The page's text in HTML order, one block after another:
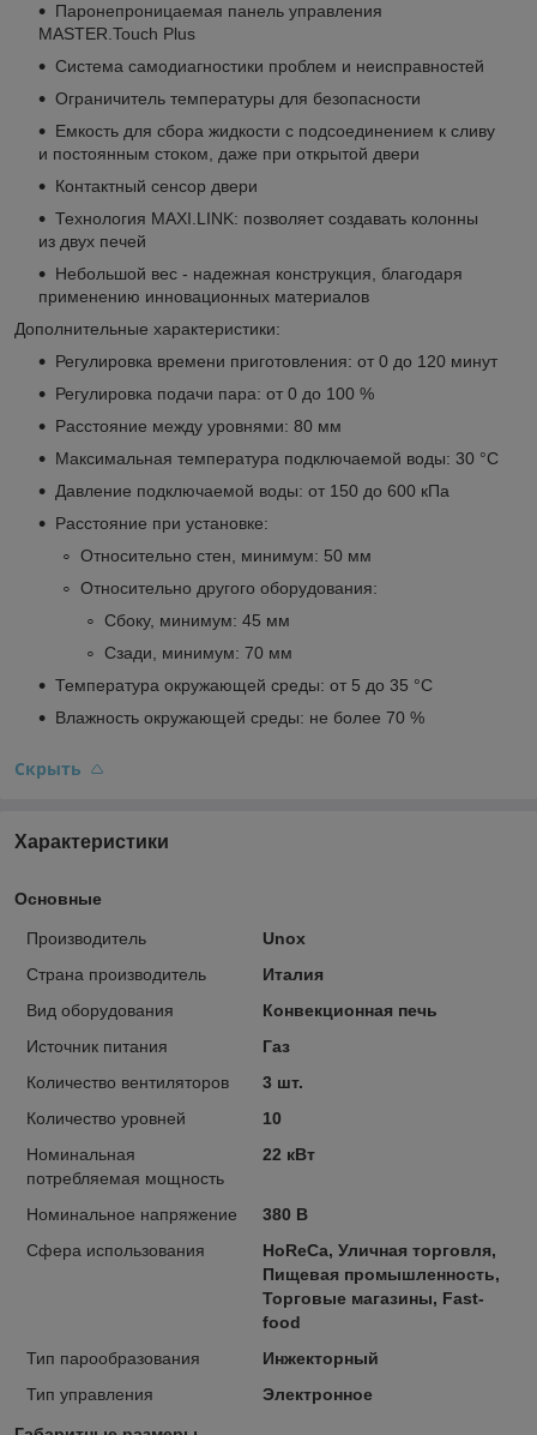
Паронепроницаемая панель управления
MASTER.Touch Plus
Система самодиагностики проблем и неисправностей
Ограничитель температуры для безопасности
Емкость для сбора жидкости с подсоединением к сливу
и постоянным стоком, даже при открытой двери
Контактный сенсор двери
Технология MAXI.LINK: позволяет создавать колонны
из двух печей
Небольшой вес - надежная конструкция, благодаря
применению инновационных материалов
Дополнительные характеристики:
Регулировка времени приготовления: от 0 до 120 минут
Регулировка подачи пара: от 0 до 100 %
Расстояние между уровнями: 80 мм
Максимальная температура подключаемой воды: 30 °C
Давление подключаемой воды: от 150 до 600 кПа
Расстояние при установке:
Относительно стен, минимум: 50 мм
Относительно другого оборудования:
Сбоку, минимум: 45 мм
Сзади, минимум: 70 мм
Температура окружающей среды: от 5 до 35 °C
Влажность окружающей среды: не более 70 %
Скрыть
Характеристики
Основные
Производитель
Unox
Страна производитель
Италия
Вид оборудования
Конвекционная печь
Источник питания
Газ
Количество вентиляторов
3 шт.
Количество уровней
10
Номинальная
потребляемая мощность
22 кВт
Номинальное напряжение
380 В
Сфера использования
HoReCa, Уличная торговля,
Пищевая промышленность,
Торговые магазины, Fast-
food
Тип парообразования
Инжекторный
Тип управления
Электронное